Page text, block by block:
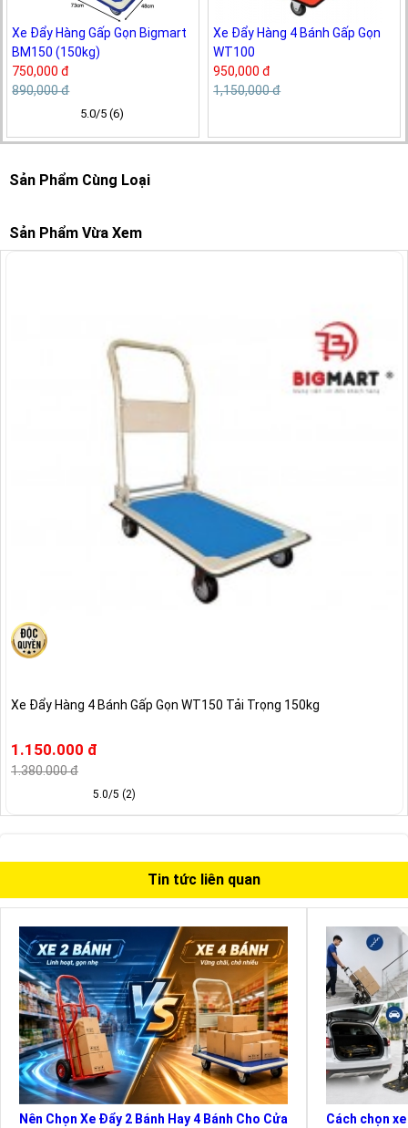
Xe Đẩy Hàng Gấp Gọn Bigmart
BM150 (150kg)
750,000 đ
890,000 đ
5.0/5 (6)
Xe Đẩy Hàng 4 Bánh Gấp Gọn
WT100
950,000 đ
1,150,000 đ
Sản Phẩm Cùng Loại
Sản Phẩm Vừa Xem
Xe Đẩy Hàng 4 Bánh Gấp Gọn WT150 Tải Trọng 150kg
1.150.000 đ
1.380.000 đ
5.0/5 (2)
Tin tức liên quan
Nên Chọn Xe Đẩy 2 Bánh Hay 4 Bánh Cho Cửa
Cách chọn